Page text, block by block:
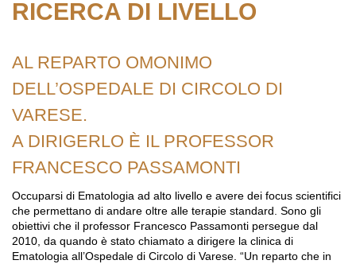
RICERCA DI LIVELLO
AL REPARTO OMONIMO
DELL’OSPEDALE DI CIRCOLO DI
VARESE.
A DIRIGERLO È IL PROFESSOR
FRANCESCO PASSAMONTI
Occuparsi di Ematologia ad alto livello e avere dei focus scientifici
che permettano di andare oltre alle terapie standard. Sono gli
obiettivi che il professor Francesco Passamonti persegue dal
2010, da quando è stato chiamato a dirigere la clinica di
Ematologia all’Ospedale di Circolo di Varese. “Un reparto che in